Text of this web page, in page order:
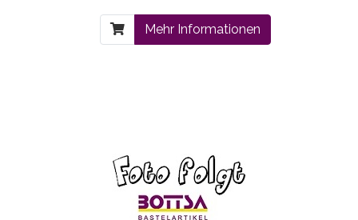
Mehr Informationen